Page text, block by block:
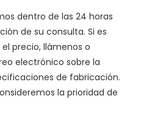
dentro de las 24 horas
de su consulta. Si es
precio, llámenos o
electrónico sobre la
de fabricación.
la prioridad de